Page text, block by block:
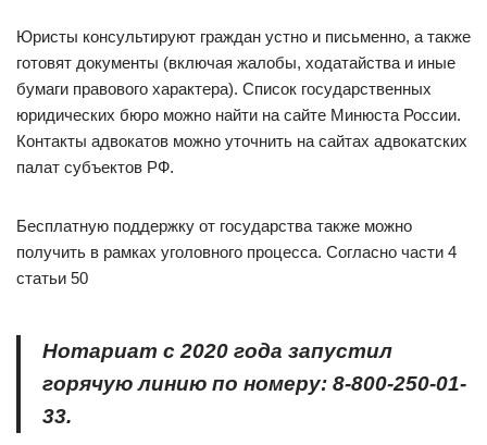
Юристы консультируют граждан устно и письменно, а также
готовят документы (включая жалобы, ходатайства и иные
бумаги правового характера). Список государственных
юридических бюро можно найти на сайте Минюста России.
Контакты адвокатов можно уточнить на сайтах адвокатских
палат субъектов РФ.
Бесплатную поддержку от государства также можно
получить в рамках уголовного процесса. Согласно части 4
статьи 50
Нотариат с 2020 года запустил
горячую линию по номеру: 8-800-250-01-
33.